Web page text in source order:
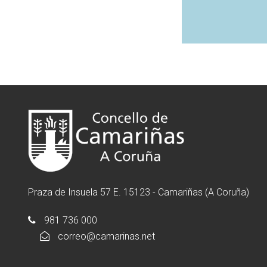
Praza de Insuela 57 E. 15123 - Camariñas (A Coruña)
981 736 000
correo@camarinas.net